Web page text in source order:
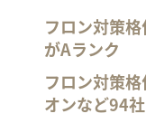
フロン対策
がAランク
フロン対策
オンなど94社